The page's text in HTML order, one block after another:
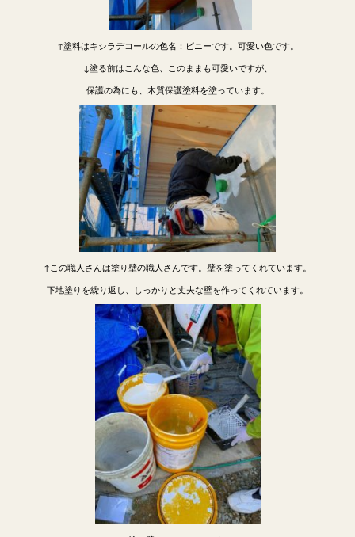
↑塗料はキシラデコールの色名：ピニーです。可愛い色です。
↓塗る前はこんな色、このままも可愛いですが、
保護の為にも、木質保護塗料を塗っています。
↑この職人さんは塗り壁の職人さんです。壁を塗ってくれています。
下地塗りを繰り返し、しっかりと丈夫な壁を作ってくれています。